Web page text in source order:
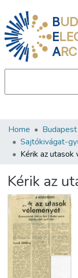
B
E
A
Communities &
All of DSpace
About us
Home
Sajtókivágat-
Kérik az
Kérik az